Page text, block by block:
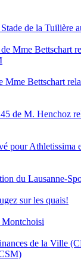
de la Tuilière
Mme Bettschart
Mme Bettschart
de M. Henchoz
pour Athletissima
du Lausanne-
sur les quais!
Montchoisi
de la Ville